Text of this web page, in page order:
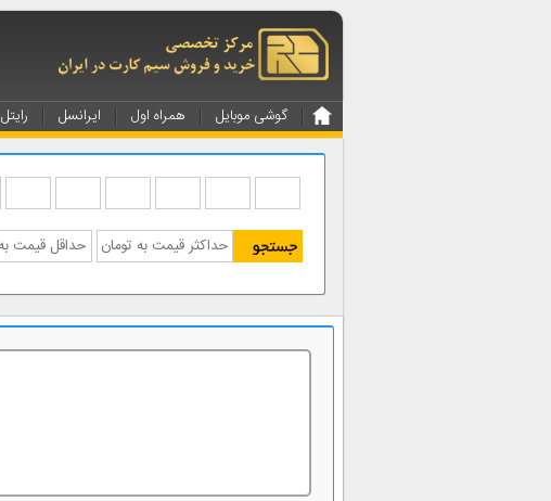
گوشی موبایل همراه اول ایرانسل رایتل